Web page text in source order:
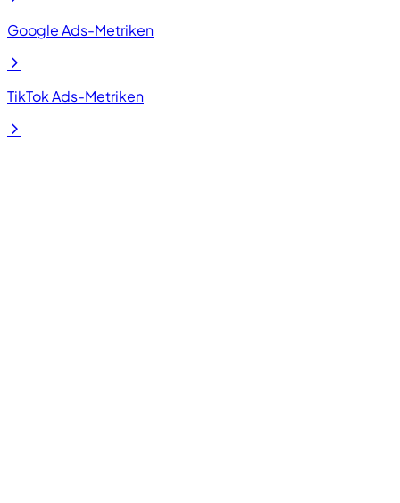
Google Ads-Metriken
TikTok Ads-Metriken